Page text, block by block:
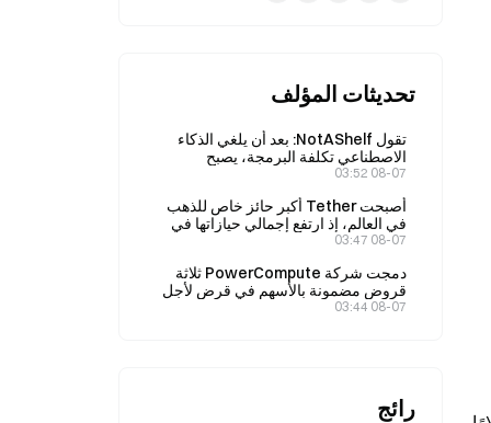
تحديثات المؤلف
تقول NotAShelf: بعد أن يلغي الذكاء
الاصطناعي تكلفة البرمجة، يصبح
«الذوق» المورد النادر الوحيد
08-07 03:52
أصبحت Tether أكبر حائز خاص للذهب
في العالم، إذ ارتفع إجمالي حيازاتها في
الربع الثاني إلى 146 طنًا.
08-07 03:47
دمجت شركة PowerCompute ثلاثة
قروض مضمونة بالأسهم في قرض لأجل
بفائدة قدرها 2%، بضمان 307 BTC.
08-07 03:44
رائج